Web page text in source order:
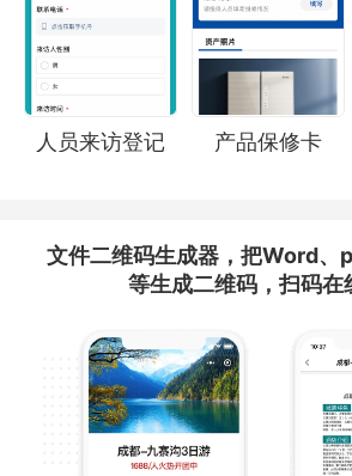
人员来访登记 产品保修卡
文件二维码生成器，把Word、
等生成二维码，扫码在